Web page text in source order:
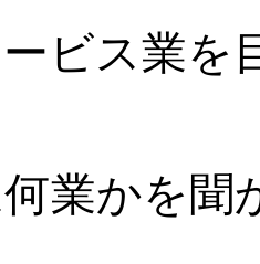
ビス業を
業かを